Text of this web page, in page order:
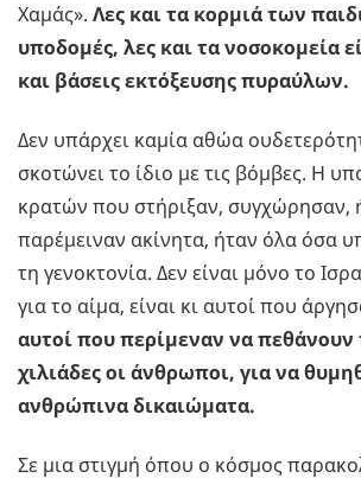
Χαμάς». Λες και τα κορμιά των
υποδομές, λες και τα νοσοκομεία
και βάσεις εκτόξευσης πυραύλων.
Δεν υπάρχει καμία αθώα
σκοτώνει το ίδιο με τις βόμβες. Η
κρατών που στήριξαν, συγχώρησαν,
παρέμειναν ακίνητα, ήταν όλα όσα
τη γενοκτονία. Δεν είναι μόνο το
για το αίμα, είναι κι αυτοί που
αυτοί που περίμεναν να
χιλιάδες οι άνθρωποι, για να
ανθρώπινα δικαιώματα.
Σε μια στιγμή όπου ο κόσμος